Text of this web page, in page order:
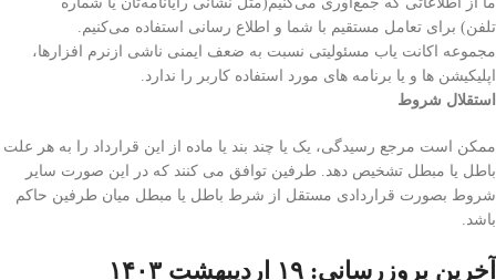
تلفن) برای تعامل مستقیم با شما و اطلاع رسانی استفاده می‌کنیم.
مجموعه اکانت یاب مسئولیتی نسبت به ضعف ایمنی ناشی ازنرم افزارها،
اپلیکیشن ها و یا برنامه های مورد استفاده کاربر را ندارد.
استقلال شروط
ممکن است مرجع رسیدگی، یک یا چند بند یا ماده از این قرارداد را به هر علت
باطل یا مبطل تشخیص دهد. طرفین توافق می کنند که در این صورت سایر
شروط بصورت قراردادی مستقل از شرط باطل یا مبطل میان طرفین حاکم
باشد.
آخرین بروزرسانی: ۱۹ اردیبهشت ۱۴۰۳